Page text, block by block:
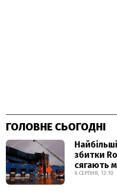
ГОЛОВНЕ СЬОГОДНІ
збитки
сягають
6 СЕРПНЯ, 12:10